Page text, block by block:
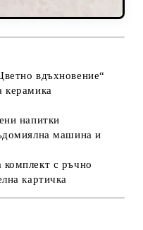
вдъхновение“
керамика
напитки
машина и
с ръчно
картичка